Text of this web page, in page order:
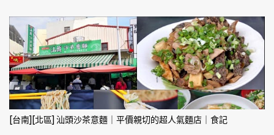
[台南][北區] 汕頭沙茶意麵｜平價親切的超人氣麵店｜食記